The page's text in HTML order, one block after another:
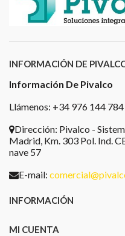
INFORMACIÓN DE
Información De Pivalco
Llámenos: +34 976 144 784
Dirección: Pivalco -
Madrid, Km. 303 Pol. Ind.
nave 57
E-mail:
INFORMACIÓN
MI CUENTA